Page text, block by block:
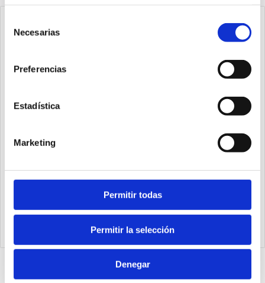
Necesarias
Preferencias
Estadística
Marketing
Permitir todas
Permitir la selección
Denegar
Cilindro steel line Ø63 carrera 400 versión base magnético,
juntas PUR y doble efecto